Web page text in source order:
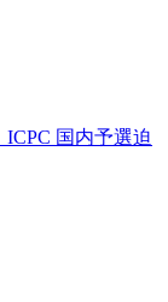
ICPC 国内予選迫